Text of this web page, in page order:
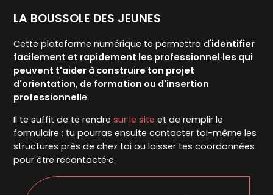
LA BOUSSOLE DES JEUNES
Cette plateforme numérique te permettra d'identifier
facilement et rapidement les professionnel·les qui
peuvent t'aider à construire ton projet
d'orientation, de formation ou d'insertion
professionnelle.
Il te suffit de te rendresur le site et de remplir le
formulaire : tu pourras ensuite contacter toi-même les
structures près de chez toi ou laisser tes coordonnées
pour être recontacté·e.